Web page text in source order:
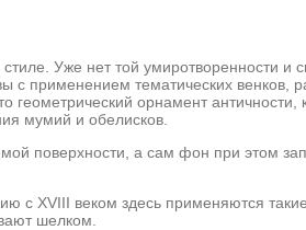
Уже нет той умиротворенности и
применением тематических венков,
геометрический орнамент
мумий и обелисков.
поверхности, а сам фон при этом
с XVIII веком здесь применяются
шелком.